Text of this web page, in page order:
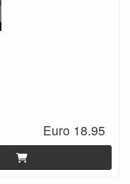
Euro 18.95